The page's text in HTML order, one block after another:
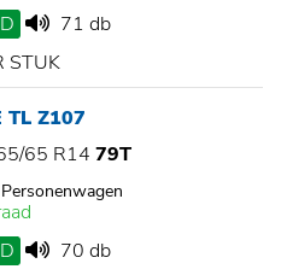
D
71 db
STUK
TL Z107
65 R14 79T
D
70 db